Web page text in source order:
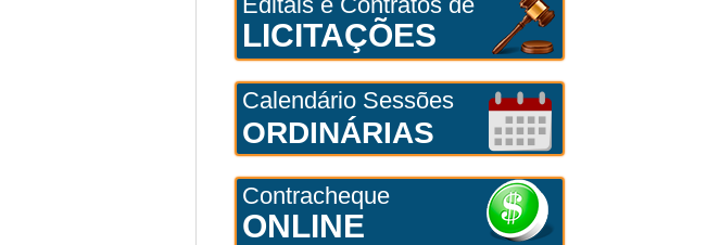
LICITAÇÕES
Calendário Sessões
ORDINÁRIAS
Contracheque
ONLINE